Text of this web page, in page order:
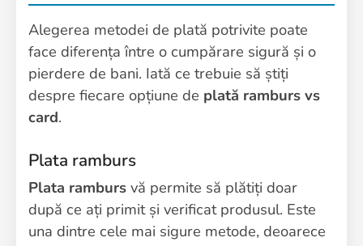
Alegerea metodei de plată potrivite poate
face diferența între o cumpărare sigură și o
pierdere de bani. Iată ce trebuie să știți
despre fiecare opțiune de plată ramburs vs
card.
Plata ramburs
Plata ramburs vă permite să plătiți doar
după ce ați primit și verificat produsul. Este
una dintre cele mai sigure metode, deoarece